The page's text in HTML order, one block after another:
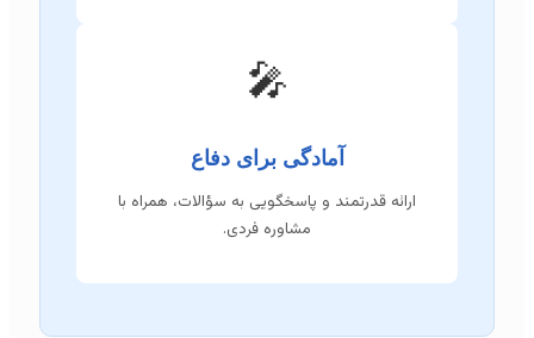
🎤
آمادگی برای دفاع
ارائه قدرتمند و پاسخگویی به سؤالات، همراه با
مشاوره فردی.